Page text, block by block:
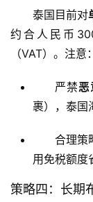
海
外
司
外
开
泰国目前对
约合人民币
（VAT）。注意：
严禁恶
裹），泰国
合理策
用免税额度
策略四：长期